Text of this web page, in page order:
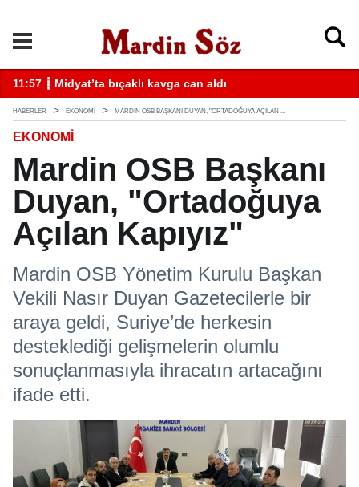
11:57 ┋ Midyat’ta bıçaklı kavga can aldı
HABERLER EKONOMİ MARDIN OSB BAŞKANI DUYAN, "ORTADOĞUYA AÇILAN ...
EKONOMİ
Mardin OSB Başkanı
Duyan, "Ortadoğuya
Açılan Kapıyız"
Mardin OSB Yönetim Kurulu Başkan
Vekili Nasır Duyan Gazetecilerle bir
araya geldi, Suriye’de herkesin
desteklediği gelişmelerin olumlu
sonuçlanmasıyla ihracatın artacağını
ifade etti.